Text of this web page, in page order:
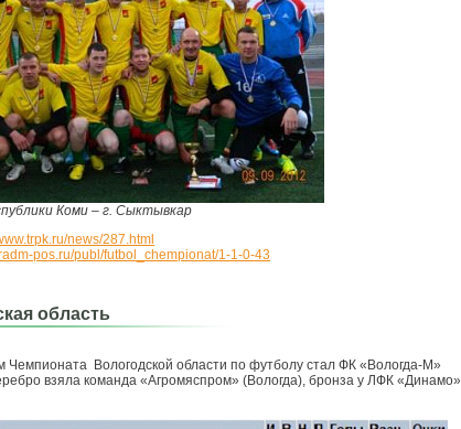
Коми – г. Сыктывкар
news/287.html
pos.ru/publ/futbol_chempionat/1-1-0-43
область
Чемпионата Вологодской области по футболу стал ФК «Вологда-М»
взяла команда «Агромяспром» (Вологда), бронза у ЛФК «Динамо»